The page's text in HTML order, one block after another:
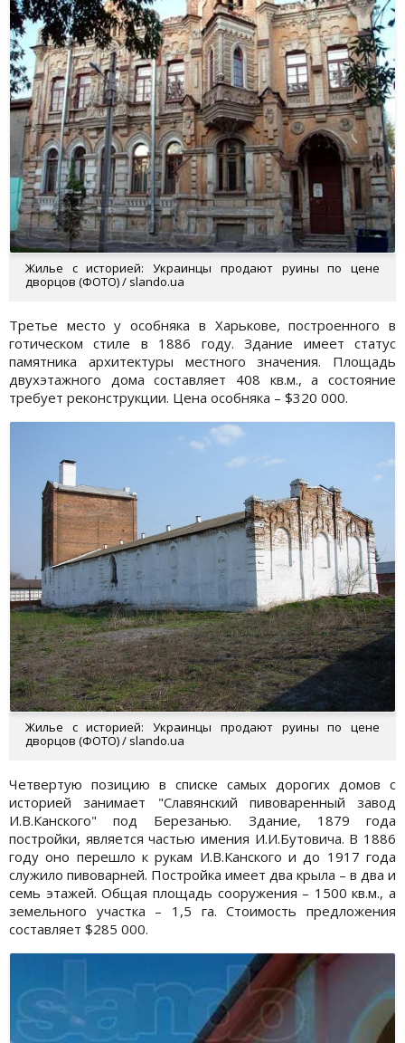
Жилье с историей: Украинцы продают руины по цене
дворцов (ФОТО) / slando.ua
Третье место у особняка в Харькове, построенного в
готическом стиле в 1886 году. Здание имеет статус
памятника архитектуры местного значения. Площадь
двухэтажного дома составляет 408 кв.м., а состояние
требует реконструкции. Цена особняка – $320 000.
Жилье с историей: Украинцы продают руины по цене
дворцов (ФОТО) / slando.ua
Четвертую позицию в списке самых дорогих домов с
историей занимает "Славянский пивоваренный завод
И.В.Канского" под Березанью. Здание, 1879 года
постройки, является частью имения И.И.Бутовича. В 1886
году оно перешло к рукам И.В.Канского и до 1917 года
служило пивоварней. Постройка имеет два крыла – в два и
семь этажей. Общая площадь сооружения – 1500 кв.м., а
земельного участка – 1,5 га. Стоимость предложения
составляет $285 000.